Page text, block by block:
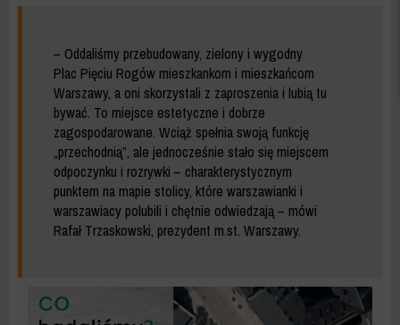
– Oddaliśmy przebudowany, zielony i wygodny
Plac Pięciu Rogów mieszkankom i mieszkańcom
Warszawy, a oni skorzystali z zaproszenia i lubią tu
bywać. To miejsce estetyczne i dobrze
zagospodarowane. Wciąż spełnia swoją funkcję
„przechodnią”, ale jednocześnie stało się miejscem
odpoczynku i rozrywki – charakterystycznym
punktem na mapie stolicy, które warszawianki i
warszawiacy polubili i chętnie odwiedzają – mówi
Rafał Trzaskowski, prezydent m.st. Warszawy.